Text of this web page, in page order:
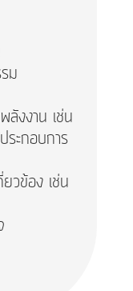
ม
ลังงาน เช่น
ะกอบการ
วข้อง เช่น